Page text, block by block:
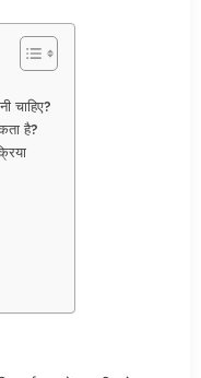
चाहिए?
है?